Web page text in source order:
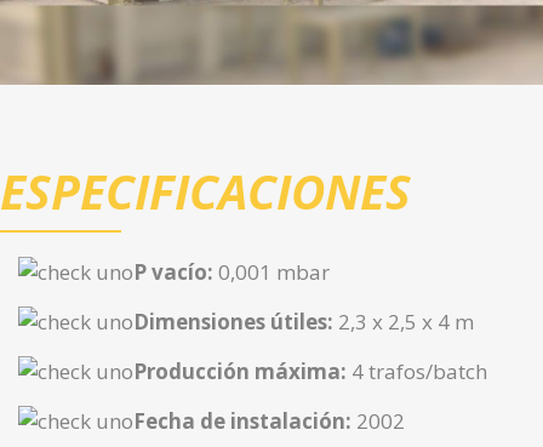
ESPECIFICACIONES
P vacío: 0,001 mbar
Dimensiones útiles: 2,3 x 2,5 x 4 m
Producción máxima: 4 trafos/batch
Fecha de instalación: 2002